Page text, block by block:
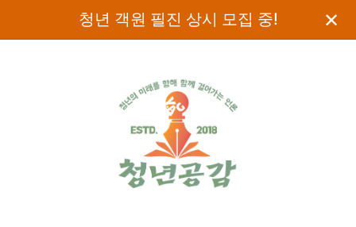
청년 객원 필진 상시 모집 중! ✕